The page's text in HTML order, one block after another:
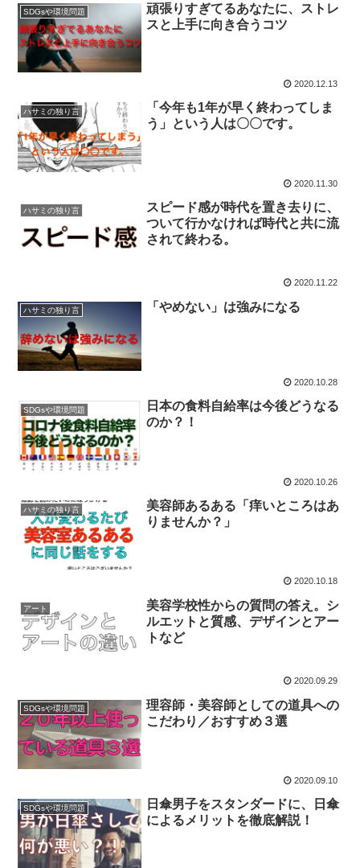
SDGsや環境問題
頑張りすぎてるあなたに、ストレ
スと上手に向き合うコツ
2020.12.13
ハサミの独り言
「今年も1年が早く終わってしま
う」という人は〇〇です。
2020.11.30
ハサミの独り言
スピード感が時代を置き去りに、
ついて行かなければ時代と共に流
されて終わる。
2020.11.22
ハサミの独り言 「やめない」は強みになる
2020.10.28
SDGsや環境問題
日本の食料自給率は今後どうなる
のか？！
2020.10.26
ハサミの独り言
美容師あるある「痒いところはあ
りませんか？」
2020.10.18
アート
美容学校性からの質問の答え。シ
ルエットと質感、デザインとアー
トなど
2020.09.29
SDGsや環境問題
理容師・美容師としての道具への
こだわり／おすすめ３選
2020.09.10
SDGsや環境問題
日傘男子をスタンダードに、日傘
によるメリットを徹底解説！